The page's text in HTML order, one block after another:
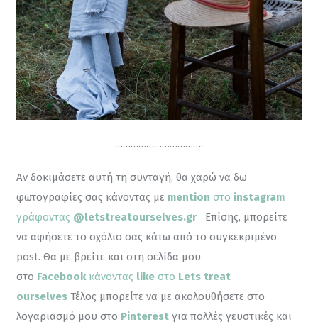
…………………………….
Αν δοκιμάσετε αυτή τη συνταγή, θα χαρώ να δω
φωτογραφίες σας κάνοντας με mention στο instagram
γράφοντας @letstreatourselves.gr
Επίσης, μπορείτε
να αφήσετε το σχόλιο σας κάτω από το συγκεκριμένο
post. Θα με βρείτε και στη σελίδα μου
στο Facebook κάνοντας like στο Lets treat
ourselves Τέλος μπορείτε να με ακολουθήσετε στο
λογαριασμό μου στο Pinterest για πολλές γευστικές και